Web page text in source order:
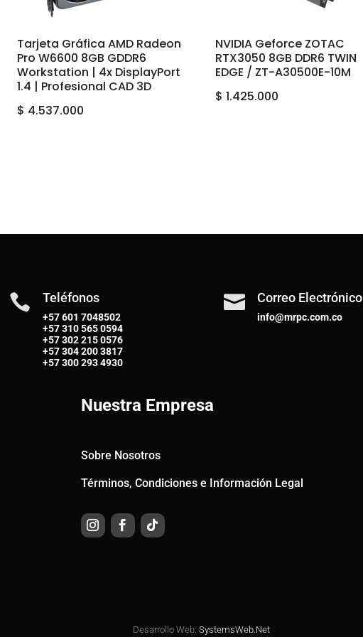
Tarjeta Gráfica AMD Radeon
Pro W6600 8GB GDDR6
Workstation | 4x DisplayPort
1.4 | Profesional CAD 3D
$ 4.537.000
NVIDIA Geforce ZOTAC
RTX3050 8GB DDR6 TWIN
EDGE / ZT-A30500E-10M
$ 1.425.000
 Teléfonos
+57 601 7048502
+57310 565 0594
+57302 215 0576
+57304 200 3817
+57300 293 4930
 Correo Electrónico
info@mrpc.com.co
Nuestra Empresa
Sobre Nosotros
Términos, Condiciones e Información Legal
Desarrollo Web: SystemsWeb.Net